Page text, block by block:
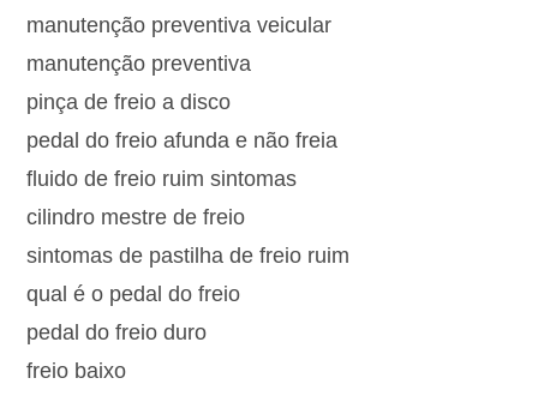
manutenção preventiva veicular
manutenção preventiva
pinça de freio a disco
pedal do freio afunda e não freia
fluido de freio ruim sintomas
cilindro mestre de freio
sintomas de pastilha de freio ruim
qual é o pedal do freio
pedal do freio duro
freio baixo